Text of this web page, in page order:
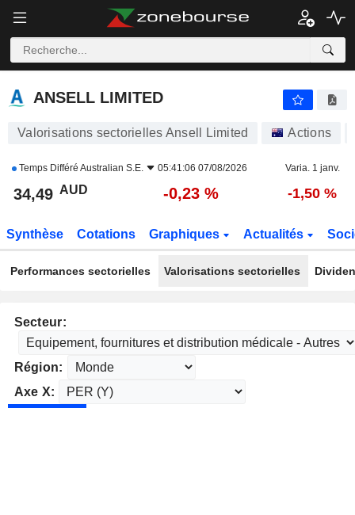
ANSELL LIMITED
ANSELL LIMITED
Valorisations sectorielles Ansell Limited Actions
Temps Différé Australian S.E. 05:41:06 07/08/2026 Varia. 1 janv.
34,49 AUD -0,23 % -1,50 %
Synthèse Cotations Graphiques Actualités
Performances sectorielles Valorisations sectorielles
Secteur:
Région:
Axe X: